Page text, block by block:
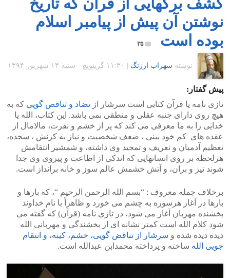
نوشتن آن پیش از پیامبر اسلام
بوده است
۳۵
نوشته سهراب ارژنگ ۱۱:۳۰ گرينويچ - شنبه ۱۴ شهریور ۱۳۹۴
پیش گفتار:
تازی نامه یا قرآن کتابی است سرشار از تضاد و تناقص گویی که به
هیچ روی دارای جنبه عقلی و منطقی نمی باشد. این کتاب، الله یا
خدایی را به ما معرفی می کند که پر از خشم و نفرت، مالامال از
عقده های کم خود بینی ، ضعف شخصیت و نیاز به کرنش ، سجده،
تعظیم آدمیان و تعریف و تمجید وی داشته، و شمشیر انتقامش
هرلحظه بر روی انسانهایی که اندکی از اطاعت و پیروی وی جدا
شوند تیز و بران، و آتش خشمش عالم سوز و خانه برانداز است.
برخلاف جمله معروف : “بسم الله الرحمن الرحیم “، که بارها و
بارها در آغاز هرسوره به چشم می خورد و ظاهراً با نام خداوند
بخشنده مهربان آغاز می شود، در تازی نامه (قرآن) که گفته می
شود کلام الله است کمتر نشانه ای از بخشندگی و مهربانی الله
دیده دیده شده و سرشار از تناقض گویی، خشم، کینه، و انتقام
جویی الله ساخته و پرداخته محمدابن عبدالله است.